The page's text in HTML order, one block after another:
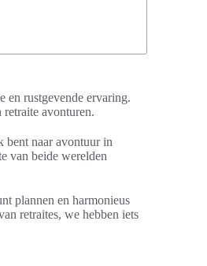
en rustgevende ervaring.
avonturen.
bent naar avontuur in
van beide werelden
plannen en harmonieus
retraites, we hebben iets